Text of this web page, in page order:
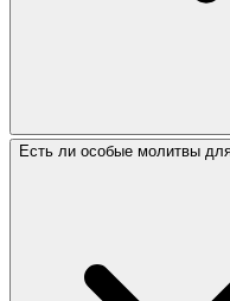
погибших,
Есть ли особые молитвы